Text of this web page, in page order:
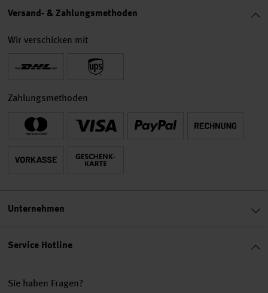
Service Hotline
Sie haben Fragen?
Versand- & Zahlungsmethoden
Wir verschicken mit
Zahlungsmethoden
Unternehmen